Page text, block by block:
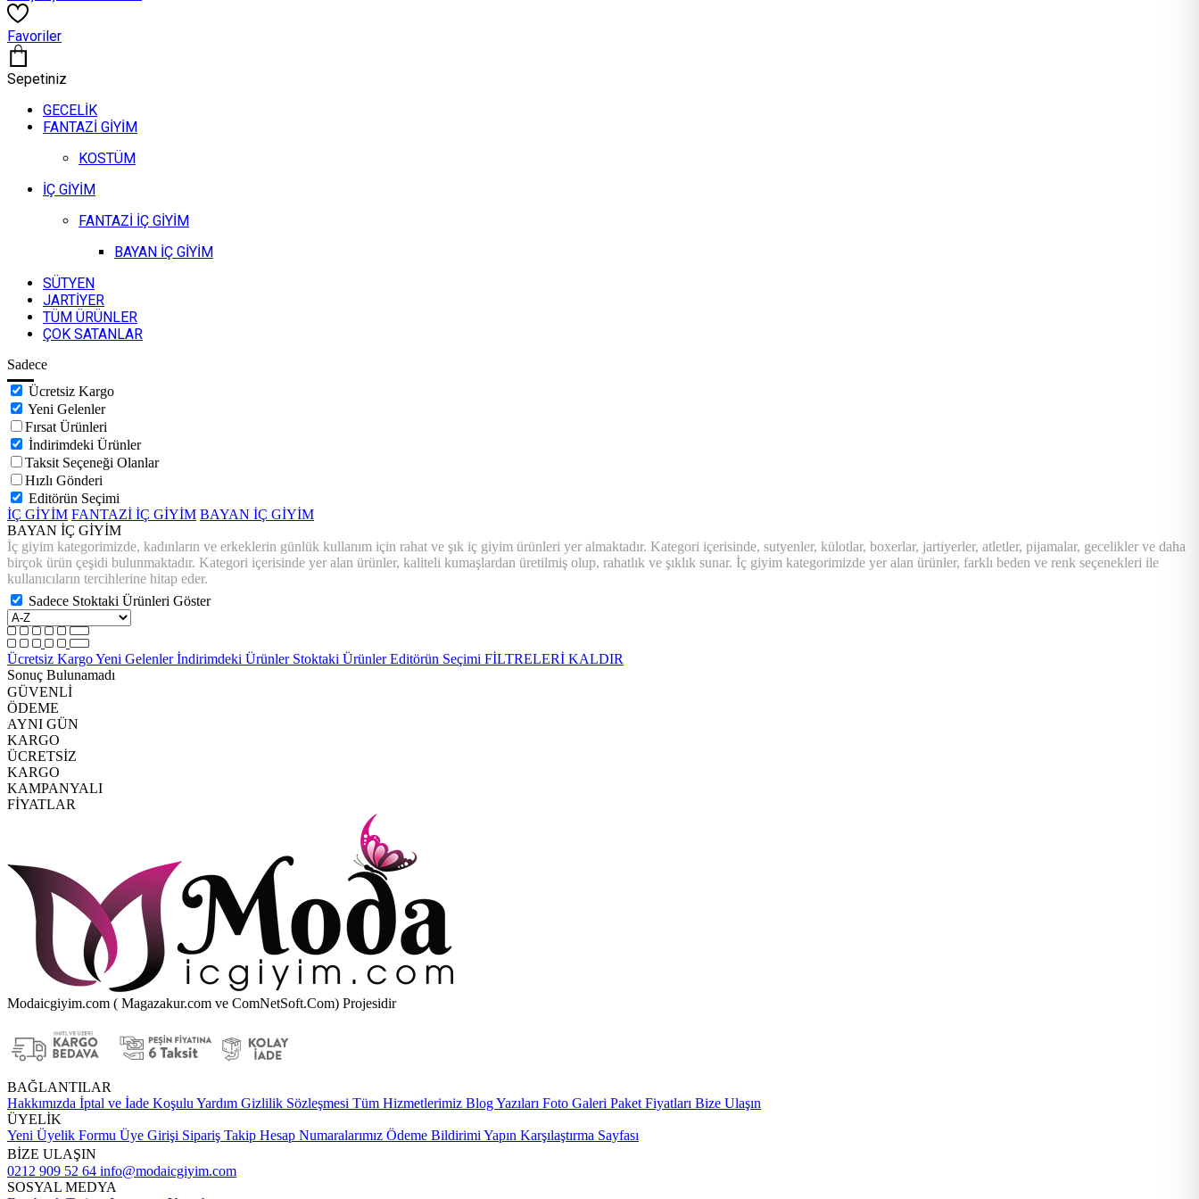
Favoriler
Sepetiniz
GECELİK
FANTAZİ GİYİM
KOSTÜM
İÇ GİYİM
FANTAZİ İÇ GİYİM
BAYAN İÇ GİYİM
SÜTYEN
JARTİYER
TÜM ÜRÜNLER
ÇOK SATANLAR
Sadece
Ücretsiz Kargo
Yeni Gelenler
Fırsat Ürünleri
İndirimdeki Ürünler
Taksit Seçeneği Olanlar
Hızlı Gönderi
Editörün Seçimi
İÇ GİYİM FANTAZİ İÇ GİYİM BAYAN İÇ GİYİM
BAYAN İÇ GİYİM
İç giyim kategorimizde, kadınların ve erkeklerin günlük kullanım için rahat ve şık iç giyim ürünleri yer almaktadır. Kategori içerisinde, sutyenler, külotlar, boxerlar, jartiyerler, atletler, pijamalar, gecelikler ve daha
birçok ürün çeşidi bulunmaktadır. Kategori içerisinde yer alan ürünler, kaliteli kumaşlardan üretilmiş olup, rahatlık ve şıklık sunar. İç giyim kategorimizde yer alan ürünler, farklı beden ve renk seçenekleri ile
kullanıcıların tercihlerine hitap eder.
Sadece Stoktaki Ürünleri Göster
Ücretsiz KargoYeni Gelenlerİndirimdeki Ürünler Stoktaki ÜrünlerEditörün Seçimi FİLTRELERİ KALDIR
Sonuç Bulunamadı
GÜVENLİ
ÖDEME
AYNI GÜN
KARGO
ÜCRETSİZ
KARGO
KAMPANYALI
FİYATLAR
Modaicgiyim.com ( Magazakur.com ve ComNetSoft.Com) Projesidir
BAĞLANTILAR
Hakkımızda İptal ve İade Koşulu Yardım Gizlilik Sözleşmesi Tüm Hizmetlerimiz Blog Yazıları Foto Galeri Paket Fiyatları Bize Ulaşın
ÜYELİK
Yeni Üyelik Formu Üye Girişi Sipariş Takip Hesap Numaralarımız Ödeme Bildirimi Yapın Karşılaştırma Sayfası
BİZE ULAŞIN
0212 909 52 64 info@modaicgiyim.com
SOSYAL MEDYA